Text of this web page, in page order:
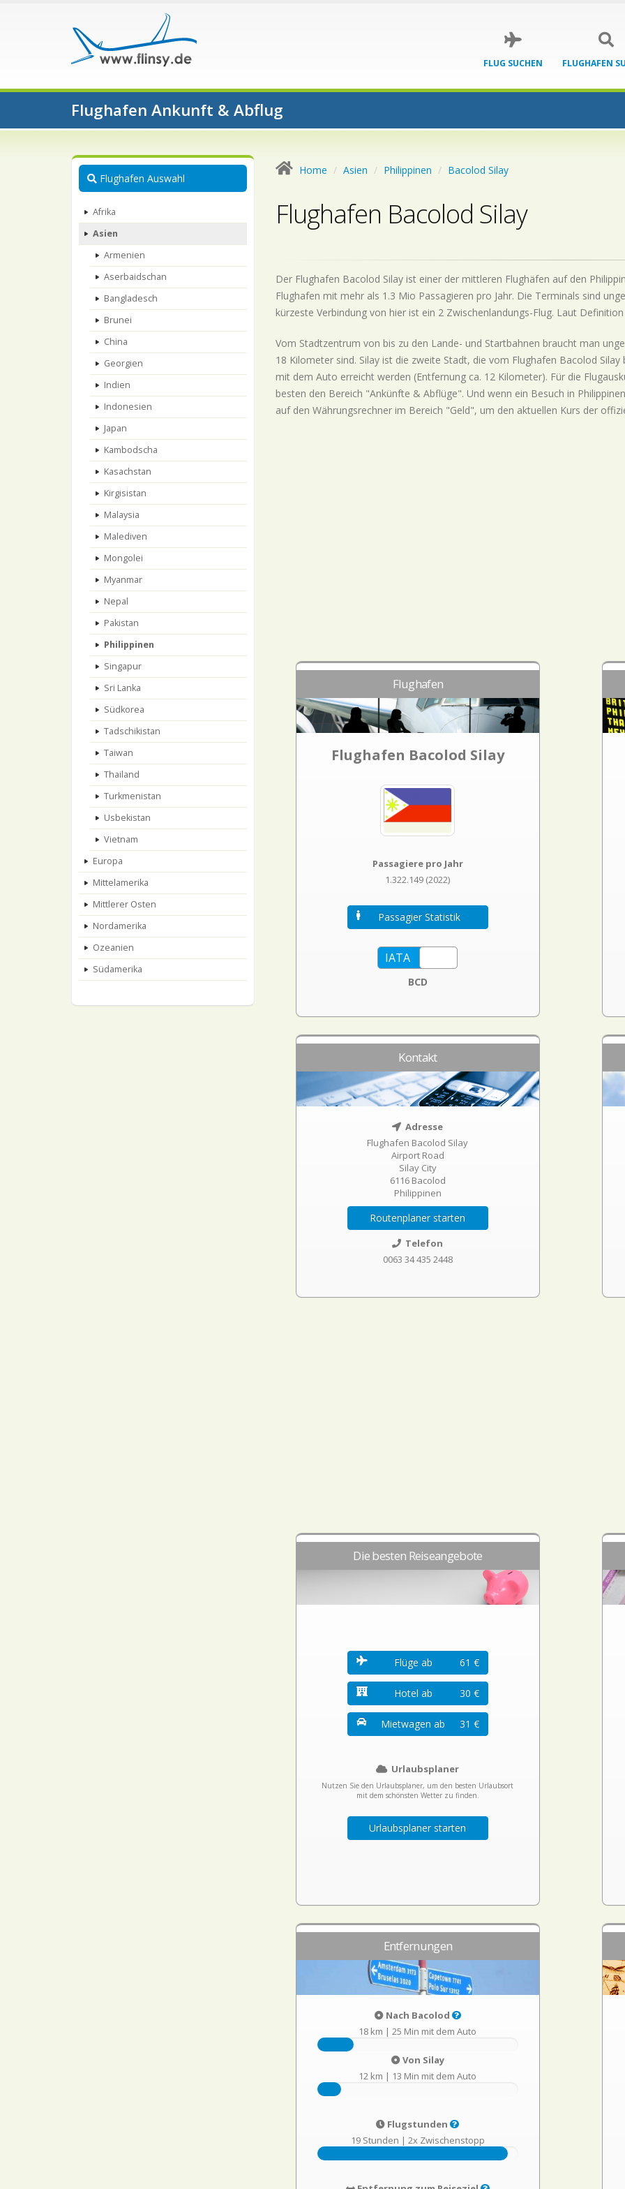
FLUG SUCHEN FLUGHAFEN
Flughafen Ankunft & Abflug
Flughafen Auswahl
Afrika
Asien
Armenien
Aserbaidschan
Bangladesch
Brunei
China
Georgien
Indien
Indonesien
Japan
Kambodscha
Kasachstan
Kirgisistan
Malaysia
Malediven
Mongolei
Myanmar
Nepal
Pakistan
Philippinen
Singapur
Sri Lanka
Südkorea
Tadschikistan
Taiwan
Thailand
Turkmenistan
Usbekistan
Vietnam
Europa
Mittelamerika
Mittlerer Osten
Nordamerika
Ozeanien
Südamerika
Home Asien Philippinen Bacolod Silay
Flughafen Bacolod Silay
Der Flughafen Bacolod Silay ist einer der mittleren Flughäfen auf den
Flughafen mit mehr als 1.3 Mio Passagieren pro Jahr. Die Terminals sind
kürzeste Verbindung von hier ist ein 2 Zwischenlandungs-Flug. Laut
Vom Stadtzentrum von bis zu den Lande- und Startbahnen braucht man
18 Kilometer sind. Silay ist die zweite Stadt, die vom Flughafen Bacolod
mit dem Auto erreicht werden (Entfernung ca. 12 Kilometer). Für die
besten den Bereich "Ankünfte & Abflüge". Und wenn ein Besuch in
auf den Währungsrechner im Bereich "Geld", um den aktuellen Kurs der
Flughafen
Flughafen Bacolod Silay
Passagiere pro Jahr
1.322.149 (2022)
Passagier Statistik
BCD
Kontakt
Adresse
Flughafen Bacolod Silay
Airport Road
Silay City
6116 Bacolod
Philippinen
Routenplaner starten
Telefon
0063 34 435 2448
Die besten Reiseangebote
Flüge ab 61 €
Hotel ab 30 €
Mietwagen ab 31 €
Urlaubsplaner
Nutzen Sie den Urlaubsplaner, um den besten Urlaubsort
mit dem schönsten Wetter zu finden.
Urlaubsplaner starten
Entfernungen
Nach Bacolod
18 km |25 Min mit dem Auto
Von Silay
12 km | 13 Min mit dem Auto
Flugstunden
19 Stunden | 2x Zwischenstopp